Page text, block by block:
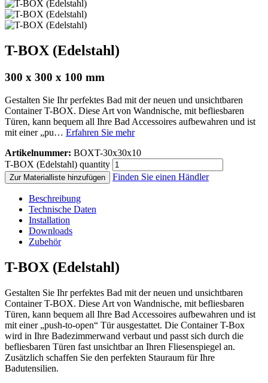
T-BOX (Edelstahl)
300 x 300 x 100 mm
Gestalten Sie Ihr perfektes Bad mit der neuen und unsichtbaren
Container T-BOX. Diese Art von Wandnische, mit befliesbaren
Türen, kann bequem all Ihre Bad Accessoires aufbewahren und ist
mit einer „pu… Erfahren Sie mehr
Artikelnummer: BOXT-30x30x10
T-BOX (Edelstahl) quantity
Zur Materialliste hinzufügen Finden Sie einen Händler
Beschreibung
Technische Daten
Installation
Downloads
Zubehör
T-BOX (Edelstahl)
Gestalten Sie Ihr perfektes Bad mit der neuen und unsichtbaren
Container T-BOX. Diese Art von Wandnische, mit befliesbaren
Türen, kann bequem all Ihre Bad Accessoires aufbewahren und ist
mit einer „push-to-open“ Tür ausgestattet. Die Container T-Box
wird in Ihre Badezimmerwand verbaut und passt sich durch die
befliesbaren Türen fast unsichtbar an Ihren Fliesenspiegel an.
Zusätzlich schaffen Sie den perfekten Stauraum für Ihre
Badutensilien.